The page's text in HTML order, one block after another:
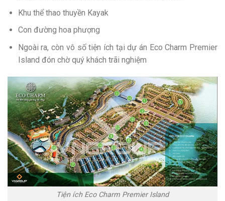
Khu thể thao thuyền Kayak
Con đường hoa phượng
Ngoài ra, còn vô số tiện ích tại dự án Eco Charm Premier
Island đón chờ quý khách trãi nghiệm
Tiện ích Eco Charm Premier Island